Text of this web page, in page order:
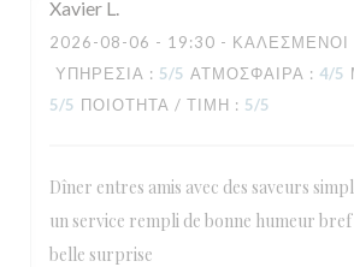
Xavier L
2026-08-06 - 19:30 - ΚΑΛΕΣΜΈΝΟΙ
ΥΠΗΡΕΣΊΑ : 5/5 ΑΤΜΌΣΦΑΙΡΑ : 4/5
5/5 ΠΟΙΌΤΗΤΑ / ΤΙΜΉ : 5/5
Dîner entres amis avec des saveurs
un service rempli de bonne humeur
belle surprise